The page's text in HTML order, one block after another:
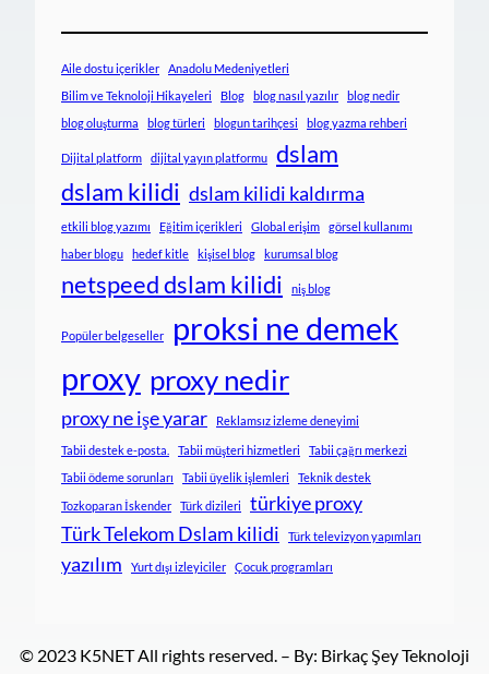
Aile dostu içerikler
Anadolu Medeniyetleri
Bilim ve Teknoloji Hikayeleri
Blog blog nasıl yazılır
blog nedir
blog oluşturma
blog türleri blogun tarihçesi blog yazma rehberi
Dijital platform dijital yayın platformu
dslam
dslam kilidi dslam kilidi kaldırma
etkili blog yazımı Eğitim içerikleri Global erişim
görsel kullanımı
haber blogu
hedef kitle kişisel blog kurumsal blog
netspeed dslam kilidi niş blog
Popüler belgeseller
proksi ne demek
proxy proxy nedir
proxy ne işe yarar Reklamsız izleme deneyimi
Tabii destek e-posta. Tabii müşteri hizmetleri
Tabii çağrı merkezi
Tabii ödeme sorunları
Tabii üyelik işlemleri
Teknik destek
Tozkoparan İskender
Türk dizileri
türkiye proxy
Türk Telekom Dslam kilidi
Türk televizyon yapımları
yazılım Yurt dışı izleyiciler Çocuk programları
© 2023 K5NET All rights reserved. – By: Birkaç Şey Teknoloji